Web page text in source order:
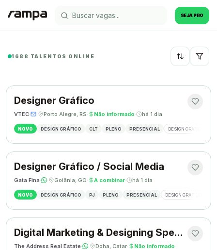
SEJA PRO
1688 TALENTOS ONLINE Recentes
Designer Gráfico
VTEC· · Porto Alegre, RS· Não informado· há 1 dia
NOVO DESIGN GRÁFICO CLT PLENO PRESENCIAL DESIGN GRÁFICO
Designer Gráfico / Social Media
Gata Fina· · Goiânia, GO· A combinar· há 1 dia
NOVO DESIGN GRÁFICO PJ PLENO PRESENCIAL DESIGN GRÁFICO
Digital Marketing & Designing Specialist
The Address Real Estate· · Doha, Catar· Não informado·